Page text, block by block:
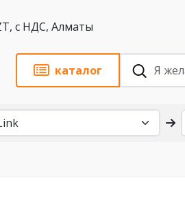
KZT, с НДС, Алматы
каталог